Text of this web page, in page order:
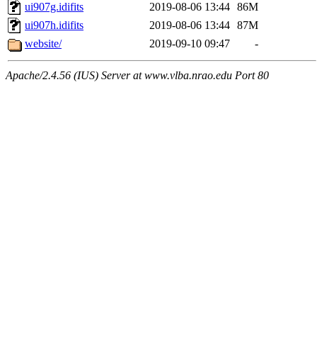
ui907g.idifits
2019-08-06 13:44 86M
ui907h.idifits
2019-08-06 13:44 87M
website/
2019-09-10 09:47 -
Apache/2.4.56 (IUS) Server at www.vlba.nrao.edu Port 80